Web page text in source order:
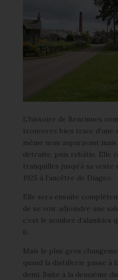
L’histoire de Benrinnes
trouverez bien trace
même nom auparavant
détruite, puis rebâtie. Elle
tranquilles jusqu’à sa vente
1925 à l’ancêtre de Diageo.
Elle sera ensuite
de se voir adjoindre une
c’est le nombre d’alambics
6.
Mais le plus gros
quand la distillerie passe à
demi. Suite à la deuxième